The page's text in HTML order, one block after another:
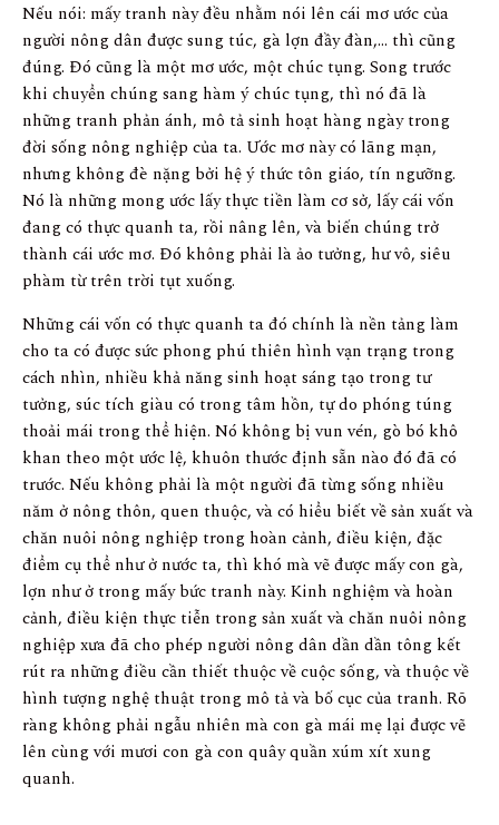
Nếu nói: mấy tranh này đều nhằm nói lên cái mơ ước của
người nông dân được sung túc, gà lợn đầy đàn,… thì cũng
đúng. Đó cũng là một mơ ước, một chúc tụng. Song trước
khi chuyển chúng sang hàm ý chúc tụng, thì nó đã là
những tranh phản ánh, mô tả sinh hoạt hàng ngày trong
đời sống nông nghiệp của ta. Ước mơ này có lãng mạn,
nhưng không đè nặng bởi hệ ý thức tôn giáo, tín ngưỡng.
Nó là những mong ước lấy thực tiền làm cơ sở, lấy cái vốn
đang có thực quanh ta, rồi nâng lên, và biến chúng trở
thành cái ước mơ. Đó không phải là ảo tưởng, hư vô, siêu
phàm từ trên trời tụt xuống.
Những cái vốn có thực quanh ta đó chính là nền tảng làm
cho ta có được sức phong phú thiên hình vạn trạng trong
cách nhìn, nhiều khả năng sinh hoạt sáng tạo trong tư
tưởng, súc tích giàu có trong tâm hồn, tự do phóng túng
thoải mái trong thể hiện. Nó không bị vun vén, gò bó khô
khan theo một ước lệ, khuôn thước định sẵn nào đó đã có
trước. Nếu không phải là một người đã từng sống nhiều
năm ở nông thôn, quen thuộc, và có hiểu biết về sản xuất và
chăn nuôi nông nghiệp trong hoàn cảnh, điều kiện, đặc
điểm cụ thể như ở nước ta, thì khó mà vẽ được mấy con gà,
lợn như ở trong mấy bức tranh này. Kinh nghiệm và hoàn
cảnh, điều kiện thực tiễn trong sản xuất và chăn nuôi nông
nghiệp xưa đã cho phép người nông dân dần dần tông kết
rút ra những điều cần thiết thuộc về cuộc sống, và thuộc về
hình tượng nghệ thuật trong mô tả và bố cục của tranh. Rõ
ràng không phải ngẫu nhiên mà con gà mái mẹ lại được vẽ
lên cùng với mươi con gà con quây quần xúm xít xung
quanh.